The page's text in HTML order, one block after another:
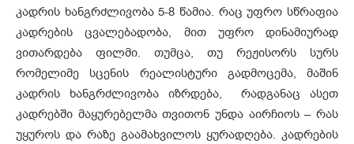
კადრის ხანგრძლივობა 5-8 წამია. რაც უფრო სწრაფია
კადრების ცვალებადობა, მით უფრო დინამიურად
ვითარდება ფილმი. თუმცა, თუ რეჟისორს სურს
რომელიმე სცენის რეალისტური გადმოცემა, მაშინ
კადრის ხანგრძლივობა იზრდება, რადგანაც ასეთ
კადრებში მაყურებელმა თვითონ უნდა აირჩიოს – რას
უყუროს და რაზე გაამახვილოს ყურადღება. კადრების